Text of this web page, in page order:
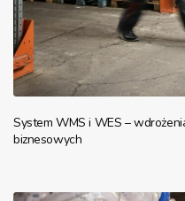
System WMS i WES –
biznesowych